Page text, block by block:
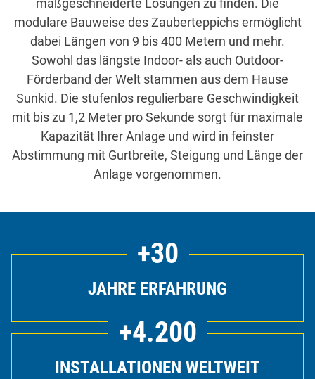
maßgeschneiderte Lösungen zu finden. Die
modulare Bauweise des Zauberteppichs ermöglicht
dabei Längen von 9 bis 400 Metern und mehr.
Sowohl das längste Indoor- als auch Outdoor-
Förderband der Welt stammen aus dem Hause
Sunkid. Die stufenlos regulierbare Geschwindigkeit
mit bis zu 1,2 Meter pro Sekunde sorgt für maximale
Kapazität Ihrer Anlage und wird in feinster
Abstimmung mit Gurtbreite, Steigung und Länge der
Anlage vorgenommen.
+30
JAHRE ERFAHRUNG
+4.200
INSTALLATIONEN WELTWEIT